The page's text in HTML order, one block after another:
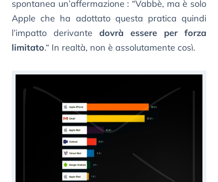
spontanea un’affermazione : “Vabbè, ma è solo
Apple che ha adottato questa pratica quindi
l’impatto derivante dovrà essere per forza
limitato.“ In realtà, non è assolutamente così.